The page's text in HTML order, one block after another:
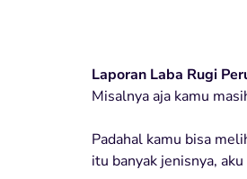
Laporan Laba Rugi
Misalnya aja kamu
Padahal kamu bisa
itu banyak jenisnya,